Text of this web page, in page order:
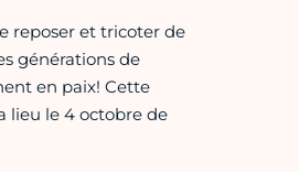
reposer et tricoter de
générations de
en paix! Cette
lieu le 4 octobre de